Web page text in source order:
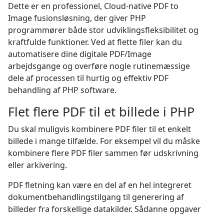
Dette er en professionel, Cloud-native PDF to
Image fusionsløsning, der giver PHP
programmører både stor udviklingsfleksibilitet og
kraftfulde funktioner. Ved at flette filer kan du
automatisere dine digitale PDF/Image
arbejdsgange og overføre nogle rutinemæssige
dele af processen til hurtig og effektiv PDF
behandling af PHP software.
Flet flere PDF til et billede i PHP
Du skal muligvis kombinere PDF filer til et enkelt
billede i mange tilfælde. For eksempel vil du måske
kombinere flere PDF filer sammen før udskrivning
eller arkivering.
PDF fletning kan være en del af en hel integreret
dokumentbehandlingstilgang til generering af
billeder fra forskellige datakilder. Sådanne opgaver